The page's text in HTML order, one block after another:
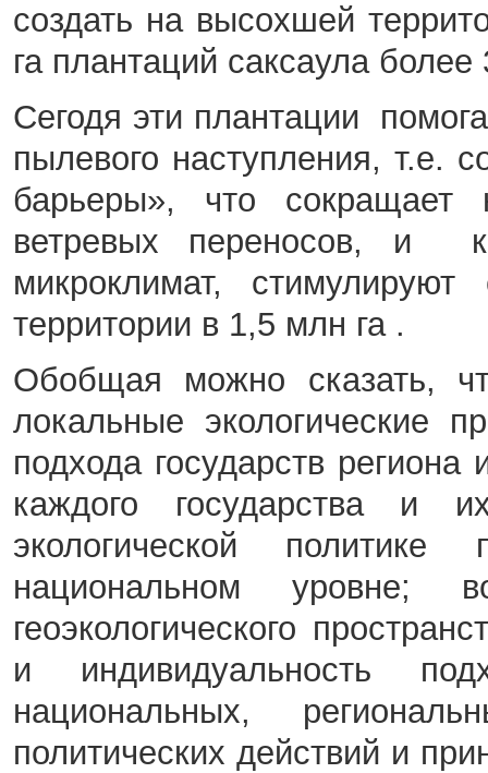
создать на высохшей
га плантаций саксаула более
Сегодя эти плантации
пылевого наступления, т.е.
барьеры», что
ветревых переносов, и
микроклимат,
территории в 1,5 млн га .
Обобщая можно сказать,
локальные экологические
подхода государств
каждого государства и
экологической
национальном уровне;
геоэкологического
и индивидуальность
национальных,
политических действий и